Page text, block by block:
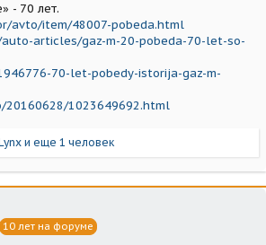
- 70 лет.
avto/item/48007-pobeda.html
articles/gaz-m-20-pobeda-70-let-so-
70-let-pobedy-istorija-gaz-m-
1023649692.html
и еще 1 человек
10 лет на форуме